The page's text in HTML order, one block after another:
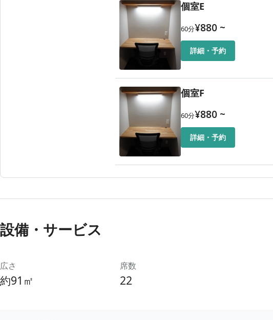
個室E
60分¥880 ~
詳細・予約
個室F
60分¥880 ~
詳細・予約
設備・サービス
広さ
約91㎡
席数
22